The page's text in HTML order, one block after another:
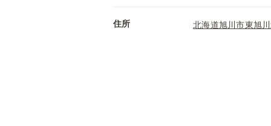
住所 北海道旭川市東旭